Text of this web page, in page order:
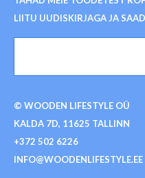
LIITU UUDISKIRJAGA JA
© WOODEN LIFESTYLE OÜ
KALDA 7D, 11625 TALLINN
+372 502 6226
INFO@WOODENLIFESTYLE.EE